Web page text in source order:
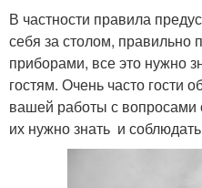
В частности правила
себя за столом, правильно
приборами, все это нужно
гостям. Очень часто гости
вашей работы с вопросами
их нужно знать и